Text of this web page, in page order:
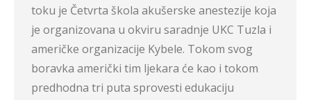
toku je Četvrta škola akušerske anestezije koja
je organizovana u okviru saradnje UKC Tuzla i
američke organizacije Kybele. Tokom svog
boravka američki tim ljekara će kao i tokom
predhodna tri puta sprovesti edukaciju